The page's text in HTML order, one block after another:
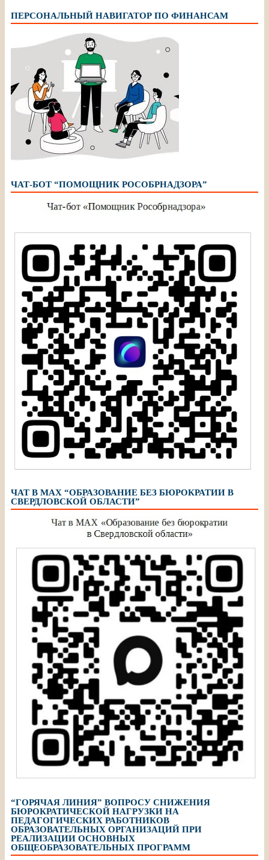
ПЕРСОНАЛЬНЫЙ НАВИГАТОР ПО ФИНАНСАМ
ЧАТ-БОТ “ПОМОЩНИК РОСОБРНАДЗОРА”
ЧАТ В МАХ “ОБРАЗОВАНИЕ БЕЗ БЮРОКРАТИИ В
СВЕРДЛОВСКОЙ ОБЛАСТИ”
“ГОРЯЧАЯ ЛИНИЯ” ВОПРОСУ СНИЖЕНИЯ
БЮРОКРАТИЧЕСКОЙ НАГРУЗКИ НА
ПЕДАГОГИЧЕСКИХ РАБОТНИКОВ
ОБРАЗОВАТЕЛЬНЫХ ОРГАНИЗАЦИЙ ПРИ
РЕАЛИЗАЦИИ ОСНОВНЫХ
ОБЩЕОБРАЗОВАТЕЛЬНЫХ ПРОГРАММ